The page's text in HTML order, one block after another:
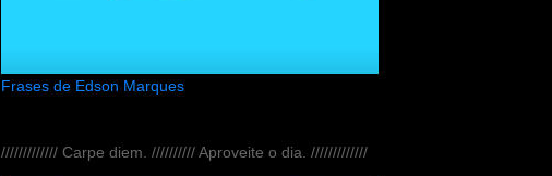
Frases de Edson Marques
///////////// Carpe diem. ////////// Aproveite o dia. /////////////